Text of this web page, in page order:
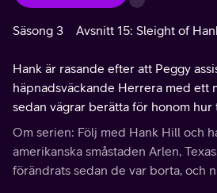
Säsong 3 Avsnitt 15: Sleight of
Hank är rasande efter att Peggy
häpnadsväckande Herrera med ett
sedan vägrar berätta för honom
Om serien: Följ med Hank Hill och
amerikanska småstaden Arlen,
förändrats sedan de var borta, och